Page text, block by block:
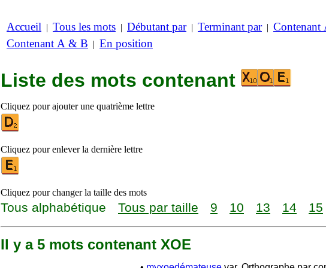
Accueil | Tous les mots | Débutant par| Terminant par| Contenant
Contenant A & B | En position
Liste des mots contenant
Cliquez pour ajouter une quatrième lettre
Cliquez pour enlever la dernière lettre
Cliquez pour changer la taille des mots
Tous alphabétique Tous par taille 9 10 13 14 15
Il y a 5 mots contenant XOE